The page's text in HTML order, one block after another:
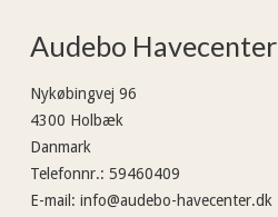
Audebo Havecenter
Nykøbingvej 96
4300 Holbæk
Danmark
Telefonnr.: 59460409
E-mail : info@audebo-havecenter.dk